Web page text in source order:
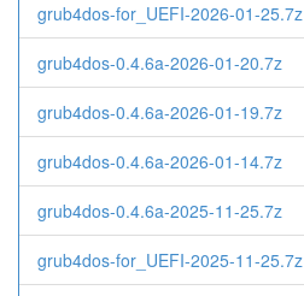
grub4dos-for_UEFI-2026-01-25.7z
grub4dos-0.4.6a-2026-01-20.7z
grub4dos-0.4.6a-2026-01-19.7z
grub4dos-0.4.6a-2026-01-14.7z
grub4dos-0.4.6a-2025-11-25.7z
grub4dos-for_UEFI-2025-11-25.7z